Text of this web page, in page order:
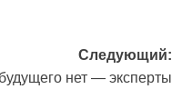
Следующий:
нет — эксперты